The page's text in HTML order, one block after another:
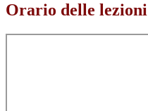
Orario delle lezioni